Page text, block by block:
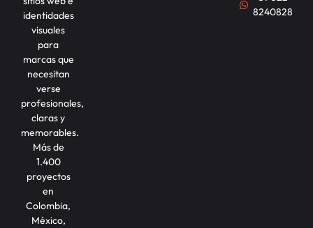
identidades
visuales
para
marcas que
necesitan
verse
profesionales,
claras y
memorables.
Más de
1.400
proyectos
en
Colombia,
México,
8240828